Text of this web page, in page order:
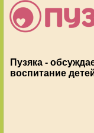
Пузяка -
воспитание